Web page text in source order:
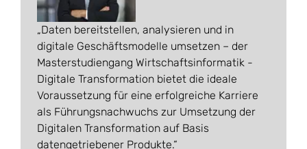
Daten bereitstellen, analysieren und in
digitale Geschäftsmodelle umsetzen – der
Masterstudiengang Wirtschaftsinformatik -
Digitale Transformation bietet die ideale
Voraussetzung für eine erfolgreiche Karriere
als Führungsnachwuchs zur Umsetzung der
Digitalen Transformation auf Basis
datengetriebener Produkte.